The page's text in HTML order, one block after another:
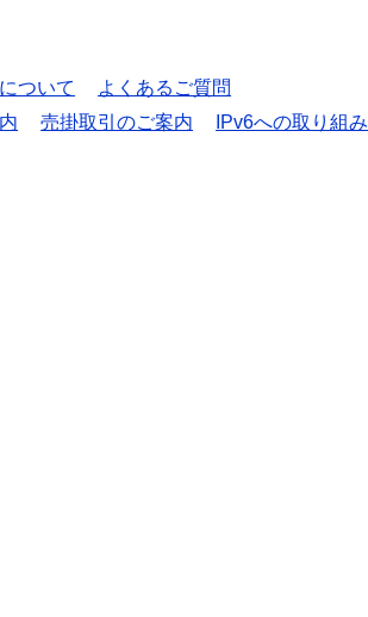
ついて
よくあるご質問
売掛取引のご案内
IPv6への取り組み